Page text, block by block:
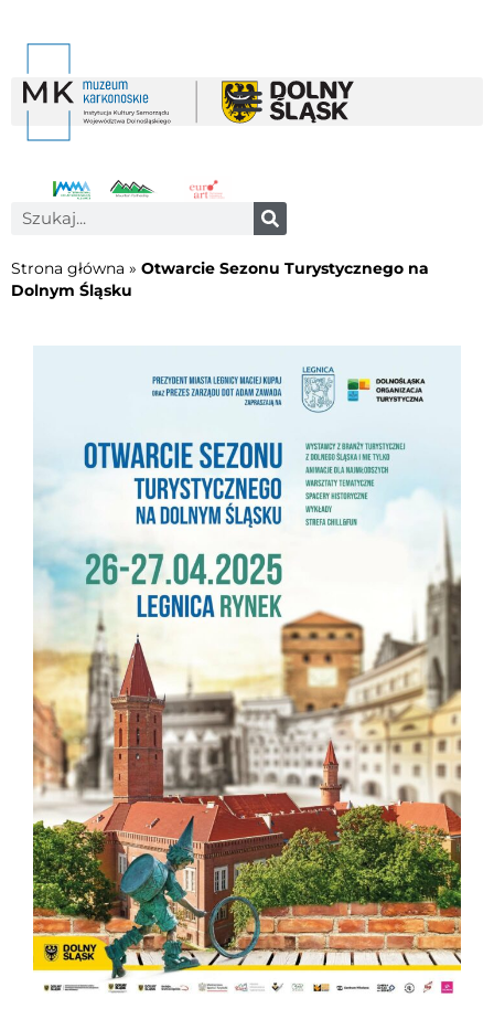
Strona główna » Otwarcie Sezonu Turystycznego na
Dolnym Śląsku